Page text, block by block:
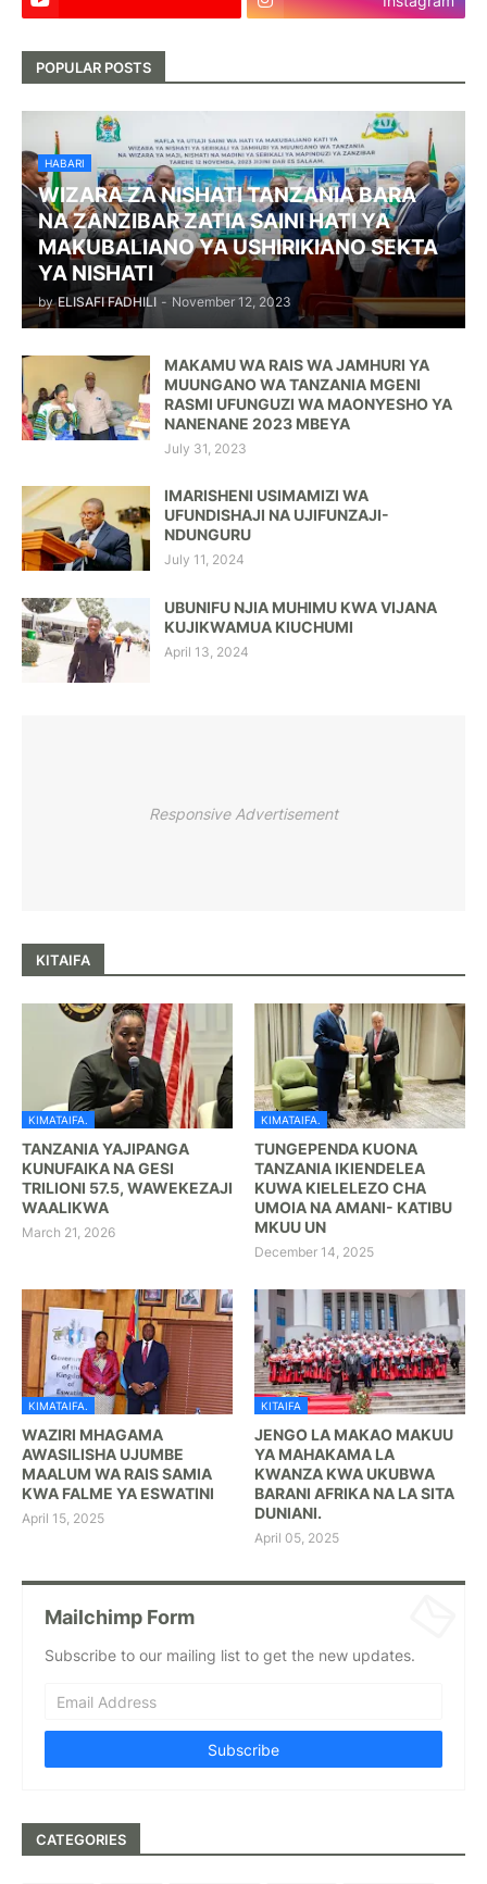
POPULAR POSTS
HABARI
WIZARA ZA NISHATI TANZANIA BARA
NA ZANZIBAR ZATIA SAINI HATI YA
MAKUBALIANO YA USHIRIKIANO SEKTA
YA NISHATI
by ELISAFI FADHILI - November 12, 2023
MAKAMU WA RAIS WA JAMHURI YA
MUUNGANO WA TANZANIA MGENI
RASMI UFUNGUZI WA MAONYESHO YA
NANENANE 2023 MBEYA
July 31, 2023
IMARISHENI USIMAMIZI WA
UFUNDISHAJI NA UJIFUNZAJI-
NDUNGURU
July 11, 2024
UBUNIFU NJIA MUHIMU KWA VIJANA
KUJIKWAMUA KIUCHUMI
April 13, 2024
Responsive Advertisement
KITAIFA
KIMATAIFA.
TANZANIA YAJIPANGA
KUNUFAIKA NA GESI
TRILIONI 57.5, WAWEKEZAJI
WAALIKWA
March 21, 2026
KIMATAIFA.
TUNGEPENDA KUONA
TANZANIA IKIENDELEA
KUWA KIELELEZO CHA
UMOIA NA AMANI- KATIBU
MKUU UN
December 14, 2025
KIMATAIFA.
WAZIRI MHAGAMA
AWASILISHA UJUMBE
MAALUM WA RAIS SAMIA
KWA FALME YA ESWATINI
April 15, 2025
KITAIFA
JENGO LA MAKAO MAKUU
YA MAHAKAMA LA
KWANZA KWA UKUBWA
BARANI AFRIKA NA LA SITA
DUNIANI.
April 05, 2025
Mailchimp Form
Subscribe to our mailing list to get the new updates.
CATEGORIES